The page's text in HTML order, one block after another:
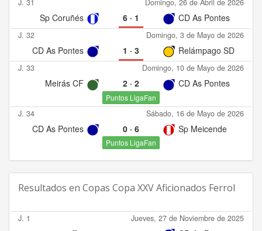
J. 31 Domingo, 26 de Abril de 2026
Sp Coruñés 6· 1 CD As Pontes
J. 32 Domingo, 3 de Mayo de 2026
CD As Pontes 1 · 3 Relámpago SD
J. 33 Domingo, 10 de Mayo de 2026
Meirás CF 2· 2 CD As Pontes
Puntos LigaFan
J. 34 Sábado, 16 de Mayo de 2026
CD As Pontes 0· 6 Sp Meicende
Puntos LigaFan
Resultados en Copas Copa XXV Aficionados Ferrol
J. 1 Jueves, 27 de Noviembre de 2025